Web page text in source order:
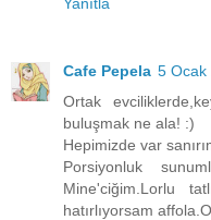
Cafe Pepela 5 Ocak
Ortak
buluşmak ne ala! :)
Hepimizde var
Porsiyonluk
Mine'ciğim.Lorlu
hatırlıyorsam